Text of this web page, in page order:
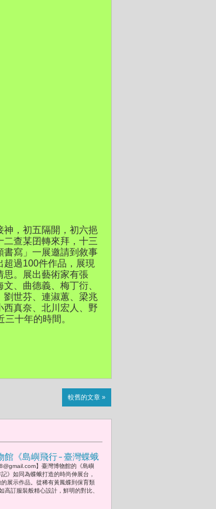
神，初五隔開，初六挹
二查某囝轉來拜，十三
書寫」一展邀請到敘事
過100件作品，展現
思。展出藝術家有張
、曲德義、梅丁衍、
劉世芬、連淑蕙、梁兆
西真奈、北川宏人、野
十年的時間。
較舊的文章 »
物館《島嶼飛行 – 臺灣蝶蛾
從翅膀花紋到山林秘
識之旅，讓旅行成為學
為旅行。」台灣旅遊知
】臺灣博物館的《島嶼
》如同為蝶蛾打造的時尚伸展台，
展示作品。從稀有黃鳳蝶到保育類
高訂服裝般精心設計，鮮明的對比、